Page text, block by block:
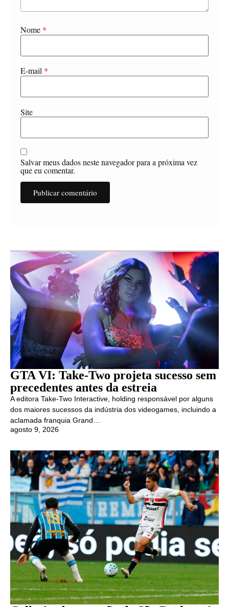
Nome *
E-mail *
Site
Salvar meus dados neste navegador para a próxima vez
que eu comentar.
GTA VI: Take-Two projeta sucesso sem
precedentes antes da estreia
A editora Take-Two Interactive, holding responsável por alguns
dos maiores sucessos da indústria dos videogames, incluindo a
aclamada franquia Grand…
agosto 9, 2026